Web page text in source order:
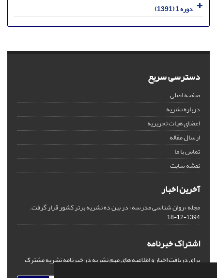
دوره 1 (1391)
دسترسی سریع
صفحه اصلی
درباره نشریه
اعضای هیات تحریریه
ارسال مقاله
تماس با ما
نقشه سایت
آخرین اخبار
مجله «روان شناسی مدرسه» در بین ده نشریه برتر کشور قرار گرفت.
1394-12-18
اشتراک خبرنامه
برای دریافت اخبار و اطلاعیه های مهم نشریه در خبرنامه نشریه مشترک